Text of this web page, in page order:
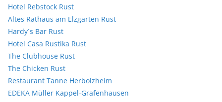
Hotel Rebstock Rust
Altes Rathaus am Elzgarten Rust
Hardy`s Bar Rust
Hotel Casa Rustika Rust
The Clubhouse Rust
The Chicken Rust
Restaurant Tanne Herbolzheim
EDEKA Müller Kappel-Grafenhausen